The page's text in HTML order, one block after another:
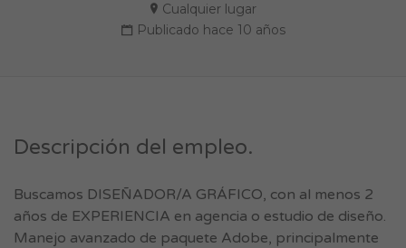
Cualquier lugar
Publicado hace 10 años
Descripción del empleo.
Buscamos DISEÑADOR/A GRÁFICO, con al menos 2
años de EXPERIENCIA en agencia o estudio de diseño.
Manejo avanzado de paquete Adobe, principalmente